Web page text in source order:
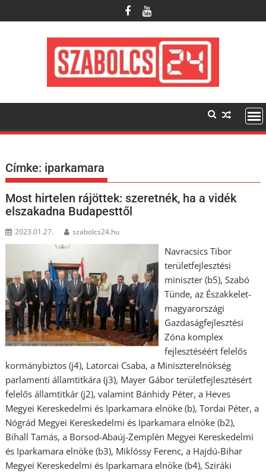
to
Címke: iparkamara
Most hirtelen rájöttek: szeretnék, ha a vidék
elszakadna Budapesttől
2023.01.27. szabolcs24.hu
Navracsics Tibor
területfejlesztési
miniszter (b5), Szabó
Tünde, az Északkelet-
magyarországi
Gazdaságfejlesztési
Zóna komplex
fejlesztéséért felelős
kormánybiztos (j4), Latorcai Csaba, a Miniszterelnökség
parlamenti államtitkára (j3), Mayer Gábor területfejlesztésért
felelős államtitkár (j2), valamint Bánhidy Péter, a Heves
Megyei Kereskedelmi és Iparkamara elnöke (b), Tordai Péter, a
Nógrád Megyei Kereskedelmi és Iparkamara elnöke (b2),
Bihall Tamás, a Borsod-Abaúj-Zemplén Megyei Kereskedelmi
és Iparkamara elnöke (b3), Miklóssy Ferenc, a Hajdú-Bihar
Megyei Kereskedelmi és Iparkamara elnöke (b4), Sziráki